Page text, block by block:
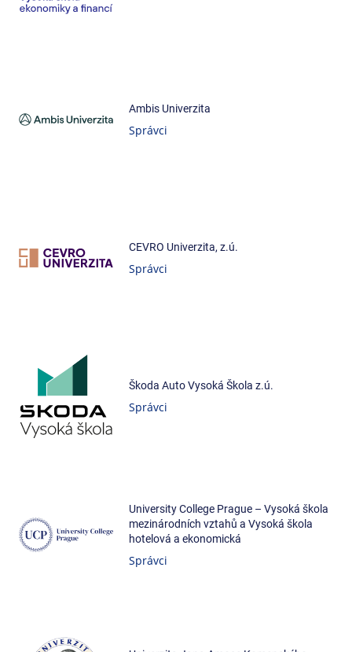
Ambis Univerzita
Správci
CEVRO Univerzita, z.ú.
Správci
Škoda Auto Vysoká Škola z.ú.
Správci
University College Prague – Vysoká škola
mezinárodních vztahů a Vysoká škola
hotelová a ekonomická
Správci